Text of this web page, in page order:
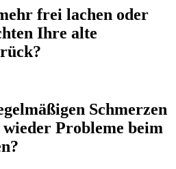
frei lachen oder
Ihre alte
Schmerzen
Probleme beim